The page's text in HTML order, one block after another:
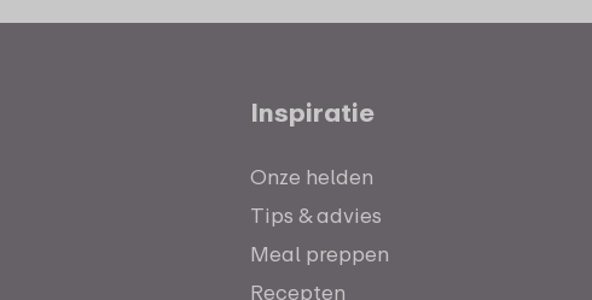
Inspiratie
Onze helden
Tips & advies
Meal preppen
Recepten